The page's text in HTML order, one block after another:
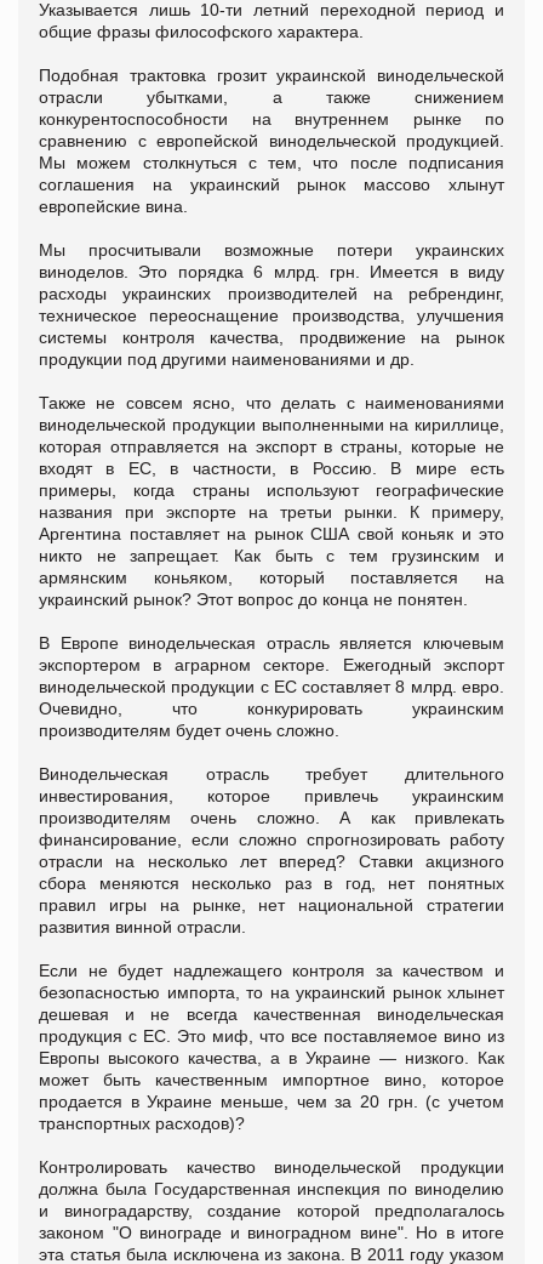
Указывается лишь 10-ти летний переходной период и
общие фразы философского характера.
Подобная трактовка грозит украинской винодельческой
отрасли убытками, а также снижением
конкурентоспособности на внутреннем рынке по
сравнению с европейской винодельческой продукцией.
Мы можем столкнуться с тем, что после подписания
соглашения на украинский рынок массово хлынут
европейские вина.
Мы просчитывали возможные потери украинских
виноделов. Это порядка 6 млрд. грн. Имеется в виду
расходы украинских производителей на ребрендинг,
техническое переоснащение производства, улучшения
системы контроля качества, продвижение на рынок
продукции под другими наименованиями и др.
Также не совсем ясно, что делать с наименованиями
винодельческой продукции выполненными на кириллице,
которая отправляется на экспорт в страны, которые не
входят в ЕС, в частности, в Россию. В мире есть
примеры, когда страны используют географические
названия при экспорте на третьи рынки. К примеру,
Аргентина поставляет на рынок США свой коньяк и это
никто не запрещает. Как быть с тем грузинским и
армянским коньяком, который поставляется на
украинский рынок? Этот вопрос до конца не понятен.
В Европе винодельческая отрасль является ключевым
экспортером в аграрном секторе. Ежегодный экспорт
винодельческой продукции с ЕС составляет 8 млрд. евро.
Очевидно, что конкурировать украинским
производителям будет очень сложно.
Винодельческая отрасль требует длительного
инвестирования, которое привлечь украинским
производителям очень сложно. А как привлекать
финансирование, если сложно спрогнозировать работу
отрасли на несколько лет вперед? Ставки акцизного
сбора меняются несколько раз в год, нет понятных
правил игры на рынке, нет национальной стратегии
развития винной отрасли.
Если не будет надлежащего контроля за качеством и
безопасностью импорта, то на украинский рынок хлынет
дешевая и не всегда качественная винодельческая
продукция с ЕС. Это миф, что все поставляемое вино из
Европы высокого качества, а в Украине — низкого. Как
может быть качественным импортное вино, которое
продается в Украине меньше, чем за 20 грн. (с учетом
транспортных расходов)?
Контролировать качество винодельческой продукции
должна была Государственная инспекция по виноделию
и виноградарству, создание которой предполагалось
законом "О винограде и виноградном вине". Но в итоге
эта статья была исключена из закона. В 2011 году указом